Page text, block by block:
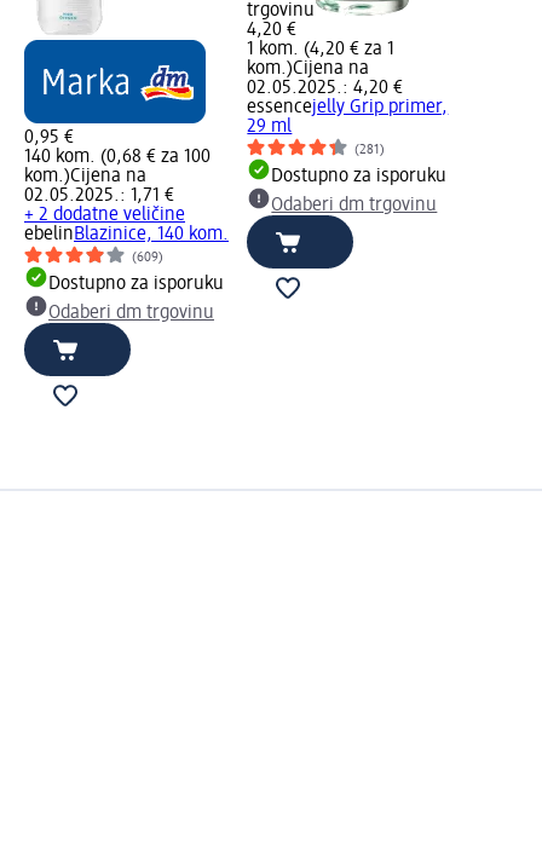
0,95 €
140 kom. (0,68 € za 100
kom.)Cijena na
02.05.2025.: 1,71 €
+ 2 dodatne veličine
ebelinBlazinice, 140 kom.
(609)
Dostupno za isporuku
Odaberi dm trgovinu
trgovinu
4,20 €
1 kom. (4,20 € za 1
kom.)Cijena na
02.05.2025.: 4,20 €
essencejelly Grip primer,
29 ml
(281)
Dostupno za isporuku
Odaberi dm trgovinu